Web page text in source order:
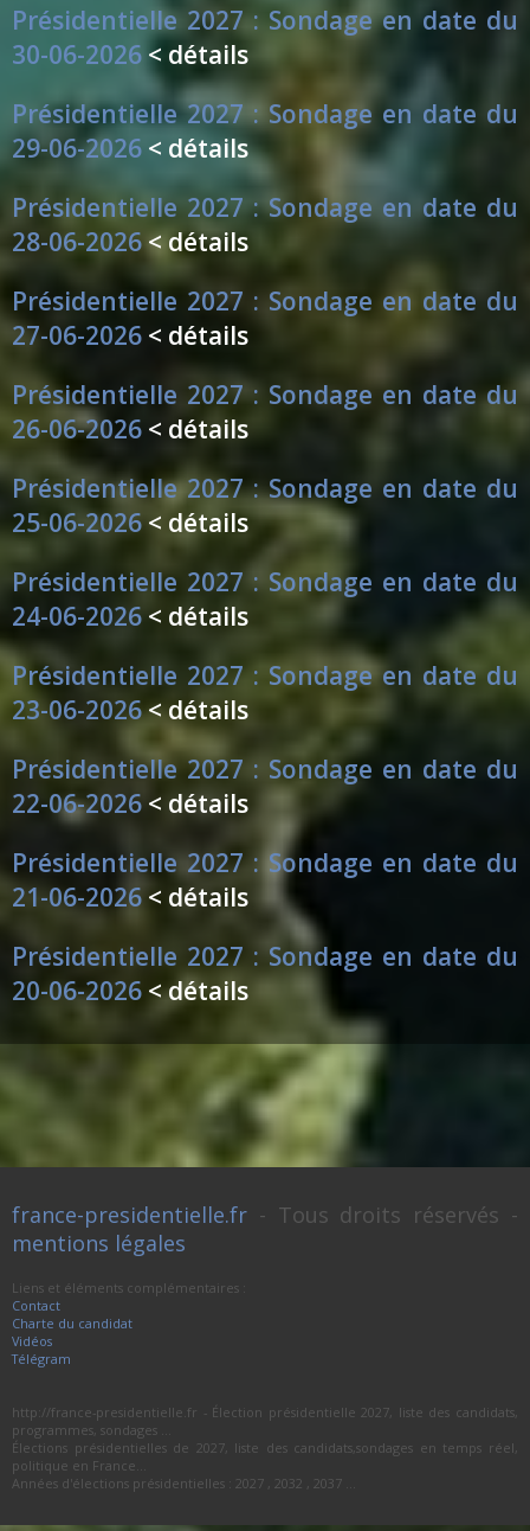
Présidentielle 2027 : Sondage en date du
30-06-2026 < détails
Présidentielle 2027 : Sondage en date du
29-06-2026 < détails
Présidentielle 2027 : Sondage en date du
28-06-2026 < détails
Présidentielle 2027 : Sondage en date du
27-06-2026 < détails
Présidentielle 2027 : Sondage en date du
26-06-2026 < détails
Présidentielle 2027 : Sondage en date du
25-06-2026< détails
Présidentielle 2027 : Sondage en date du
24-06-2026 < détails
Présidentielle 2027 : Sondage en date du
23-06-2026< détails
Présidentielle 2027 : Sondage en date du
22-06-2026 < détails
Présidentielle 2027 : Sondage en date du
21-06-2026 < détails
Présidentielle 2027 : Sondage en date du
20-06-2026 < détails
france-presidentielle.fr - Tous droits réservés -
mentions légales
Liens et éléments complémentaires :
Contact
Charte du candidat
Vidéos
Télégram
http://france-presidentielle.fr - Élection présidentielle 2027, liste des candidats,
programmes, sondages ...
Élections présidentielles de 2027, liste des candidats,sondages en temps réel,
politique en France...
Années d'élections présidentielles : 2027 , 2032 , 2037 ...